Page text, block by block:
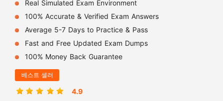
Real Simulated Exam Environment
100% Accurate & Verified Exam Answers
Average 5-7 Days to Practice & Pass
Fast and Free Updated Exam Dumps
100% Money Back Guarantee
베스트 셀러
4.9